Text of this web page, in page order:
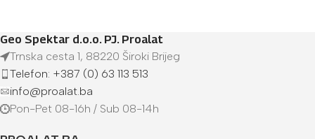
Geo Spektar d.o.o. PJ. Proalat
Trnska cesta 1, 88220 Široki Brijeg
Telefon: +387 (0) 63 113 513
info@proalat.ba
Pon-Pet 08-16h / Sub 08-14h